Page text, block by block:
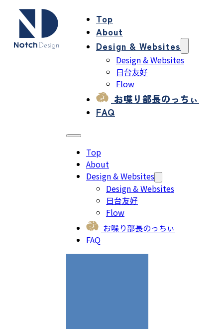
Top
About
Design & Websites
Design & Websites
日台友好
Flow
お喋り部長のっちぃ
FAQ
Top
About
Design & Websites
Design & Websites
日台友好
Flow
お喋り部長のっちぃ
FAQ